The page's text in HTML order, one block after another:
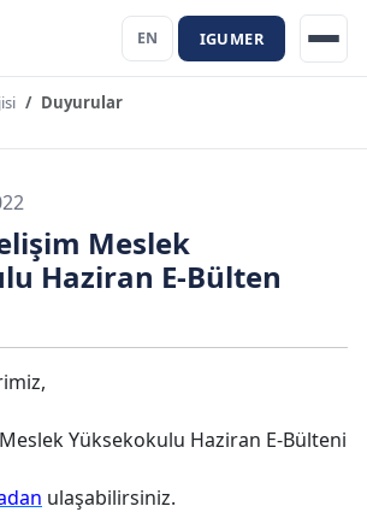
EN IGUMER
Duyurular
Meslek
Haziran E-Bülten
Yüksekokulu Haziran E-Bülteni
ulaşabilirsiniz.